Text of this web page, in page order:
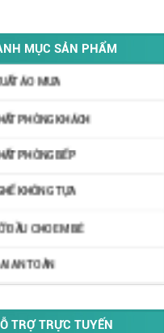
MỤC SẢN PHẨM
ÁO MƯA
PHÒNG KHÁCH
PHÒNG BẾP
KHÔNG TỰA
ĐẦU CHO EM BÉ
AN TOÀN
TRỢ TRỰC TUYẾN